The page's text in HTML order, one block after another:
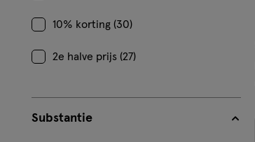
10% korting (30)
2e halve prijs (27)
Substantie